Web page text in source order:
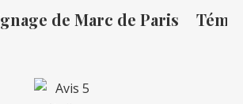
de Marc de Paris